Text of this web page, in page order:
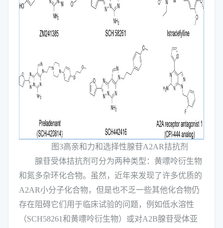
图3高亲和力和选择性腺苷A2AR拮抗剂
腺苷受体拮抗剂可分为两种类型：黄嘌呤衍生物
和氮多杂环化合物。虽然，近年来发现了许多优质的
A2AR小分子化合物，但是也不乏一些其他化合物仍
存在阻碍它们用于临床试验的问题，例如低水溶性
（SCH58261和黄嘌呤衍生物）或对A2B腺苷受体亚